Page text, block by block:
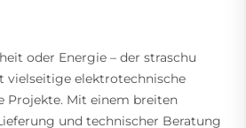
oder Energie – der straschu
vielseitige elektrotechnische
Projekte. Mit einem breiten
und technischer Beratung